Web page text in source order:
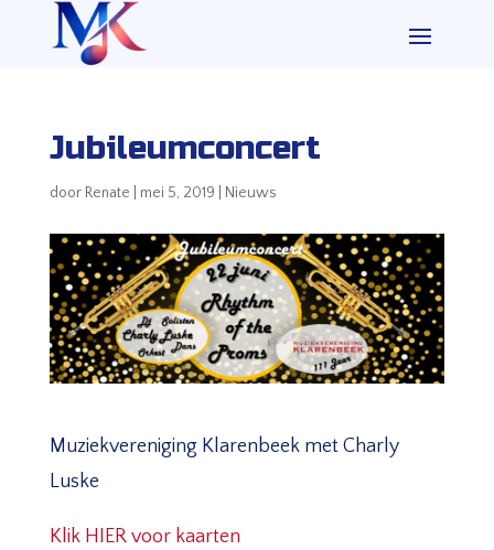
Jubileumconcert
door Renate mei 5, 2019 Nieuws
Muziekvereniging Klarenbeek met Charly
Luske
Klik HIER voor kaarten